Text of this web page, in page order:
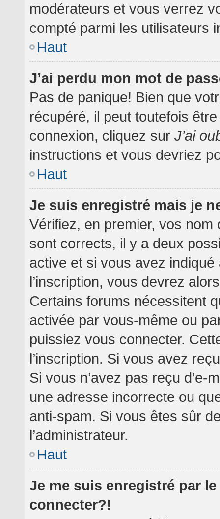
modérateurs et vous verrez
compté parmi les utilisateurs
Haut
J’ai perdu mon mot de
Pas de panique! Bien que
récupéré, il peut toutefois
connexion, cliquez sur J’ai
instructions et vous devriez
Haut
Je suis enregistré mais je
Vérifiez, en premier, vos nom
sont corrects, il y a deux
active et si vous avez
l’inscription, vous devrez
Certains forums nécessitent
activée par vous-même ou
puissiez vous connecter.
l’inscription. Si vous avez
Si vous n’avez pas reçu d’e-
une adresse incorrecte ou
anti-spam. Si vous êtes sûr
l’administrateur.
Haut
Je me suis enregistré par
connecter?!